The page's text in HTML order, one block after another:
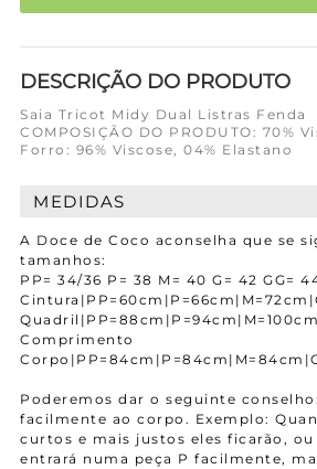
DESCRIÇÃO DO PRODUTO
Saia Tricot Midy Dual Listras Fenda
COMPOSIÇÃO DO PRODUTO: 70%
Forro: 96% Viscose, 04% Elastano
MEDIDAS
A Doce de Coco aconselha que se
tamanhos:
PP= 34/36 P= 38 M= 40 G= 42 GG=
Comprimento
Poderemos dar o seguinte
facilmente ao corpo. Exemplo:
curtos e mais justos eles ficarão, ou
entrará numa peça P facilmente,